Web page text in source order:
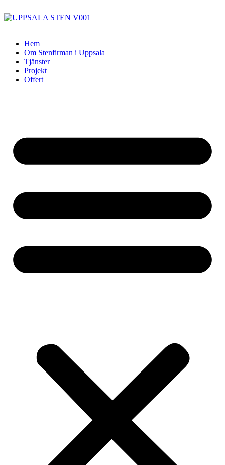
Hem
Om Stenfirman i Uppsala
Tjänster
Projekt
Offert